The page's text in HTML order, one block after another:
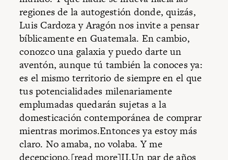
regiones de la autogestión donde, quizás,
Luis Cardoza y Aragón nos invite a pensar
bíblicamente en Guatemala. En cambio,
conozco una galaxia y puedo darte un
aventón, aunque tú también la conoces ya:
es el mismo territorio de siempre en el que
tus potencialidades milenariamente
emplumadas quedarán sujetas a la
domesticación contemporánea de comprar
mientras morimos.Entonces ya estoy más
claro. No amaba, no volaba. Y me
decepciono.[read more]II.Un par de años